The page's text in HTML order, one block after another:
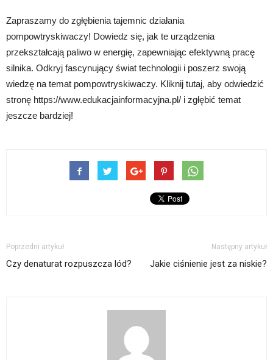
Zapraszamy do zgłębienia tajemnic działania
pompowtryskiwaczy! Dowiedz się, jak te urządzenia
przekształcają paliwo w energię, zapewniając efektywną pracę
silnika. Odkryj fascynujący świat technologii i poszerz swoją
wiedzę na temat pompowtryskiwaczy. Kliknij tutaj, aby odwiedzić
stronę https://www.edukacjainformacyjna.pl/ i zgłębić temat
jeszcze bardziej!
Poprzedni artykuł
Czy denaturat rozpuszcza lód?
Następny artykuł
Jakie ciśnienie jest za niskie?